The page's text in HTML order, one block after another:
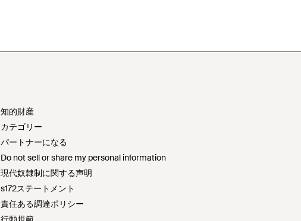
知的財産
カテゴリー
パートナーになる
Do not sell or share my personal information
現代奴隷制に関する声明
s172ステートメント
責任ある調達ポリシー